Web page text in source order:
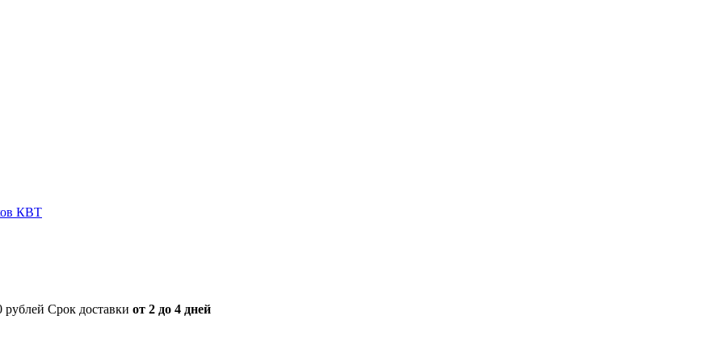
КВТ
рублей Срок доставки от 2 до 4 дней